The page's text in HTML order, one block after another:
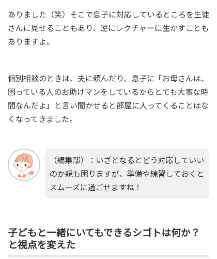
ありました（笑） そこで息子に対応しているところを生徒
さんに見せることもあり、逆にレクチャーに生かすことも
ありますよ。
個別相談のときは、夫に頼んだり、息子に「お母さんは、
困っている人のお助けマンをしているからとても大事な時
間なんだよ」と言い聞かせると部屋に入ってくることはな
くなってきました。
（編集部）：いざとなるとどう対応していい
のか親も困りますが、準備や練習しておくと
スムーズに過ごせますね！
子どもと一緒にいてもできるシゴトは何か？
と視点を変えた